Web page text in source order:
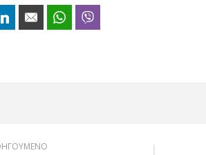
LinkedIn Email WhatsApp